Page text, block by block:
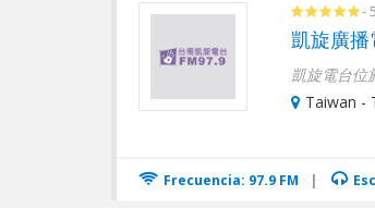
-
凱旋廣播
凱旋電台位
Taiwan -
Frecuencia: 97.9 FM |